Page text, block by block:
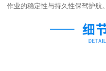
作业的稳定性与持久性保驾护航。